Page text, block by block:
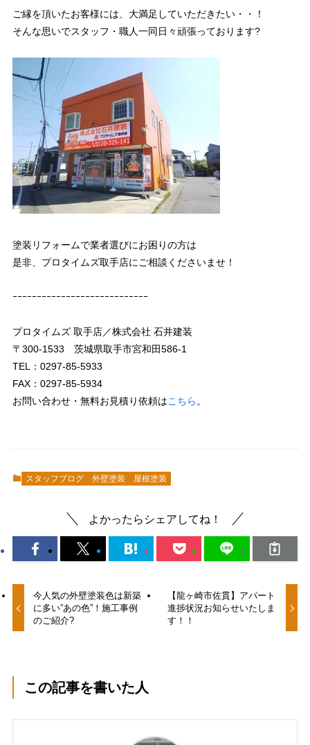
ご縁を頂いたお客様には、大満足していただきたい・・！
そんな思いでスタッフ・職人一同日々頑張っております?
塗装リフォームで業者選びにお困りの方は
是非、プロタイムズ取手店にご相談くださいませ！
ｰｰｰｰｰｰｰｰｰｰｰｰｰｰｰｰｰｰｰｰｰｰｰｰｰｰｰｰ
プロタイムズ 取手店／株式会社 石井建装
〒300-1533 茨城県取手市宮和田586-1
TEL：0297-85-5933
FAX：0297-85-5934
お問い合わせ・無料お見積り依頼はこちら 。
スタッフブログ 外壁塗装 屋根塗装
よかったらシェアしてね！
今人気の外壁塗装色は新築
に多い”あの色”！施工事例
のご紹介?
【龍ヶ崎市佐貫】アパート
進捗状況お知らせいたしま
す！！
この記事を書いた人